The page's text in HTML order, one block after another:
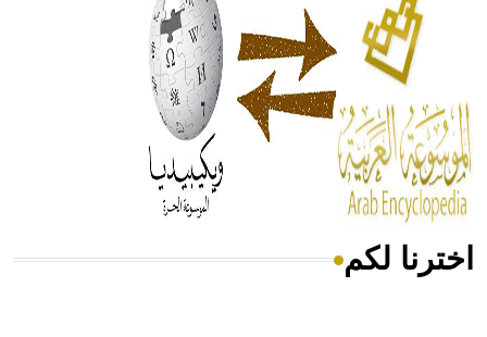
- هل تعلم أن المرجان إفراز حيواني يتكون في البحر ويتركب
من مادة كربونات الكلسيوم، وهو أحمر أو شديد الحمرة وهو
أجود أنواعه، ويمتاز بكبر الحجم ويسمى الش
هل تعلم أن الأبسيد كلمة فرنسية اللفظ تم اعتمادها مصطلحاً
اخترنا لكم